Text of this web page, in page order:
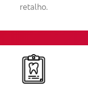
retalho.